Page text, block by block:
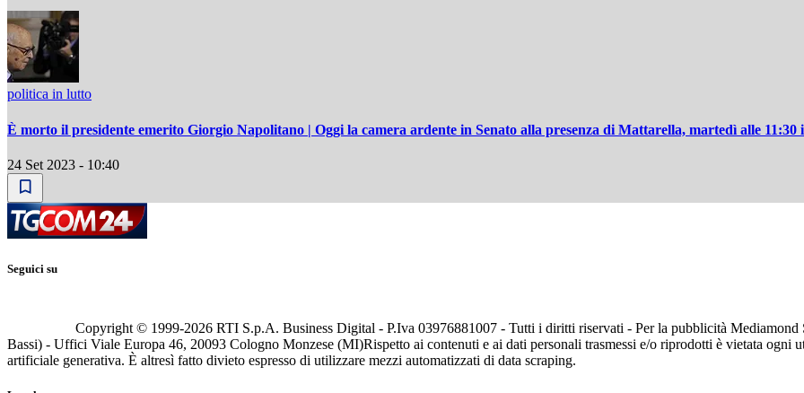
politica in lutto
È morto il presidente emerito Giorgio Napolitano | Oggi la camera ardente in Senato alla presenza di Mattarella, martedì alle
24 Set 2023 - 10:40
Seguici su
Copyright © 1999-2026 RTI S.p.A. Business Digital - P.Iva 03976881007 - Tutti i diritti riservati - Per la pubblicità
Bassi) - Uffici Viale Europa 46, 20093 Cologno Monzese (MI)Rispetto ai contenuti e ai dati personali trasmessi e/o riprodotti è vietata ogni
artificiale generativa. È altresì fatto divieto espresso di utilizzare mezzi automatizzati di data scraping.